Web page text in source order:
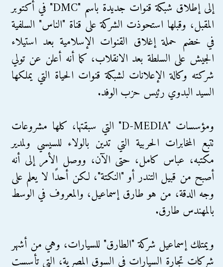
إلى إطلاق شبكة قنوات جديدة باسم "DMC" في أكتوبر
المقبل، وقبلها استحوذت الشركة على قناة "الناس" السلفية
في خضم حملة إغلاق القنوات الإسلامية بعد استيلاء
الجيش على السلطة بعد الانقلاب، كما أنه أعلن عن تولي
شركته وكالة الإعلانات لشبكة قنوات الحياة التي يملكها
السيد البدوي رئيس حزب الوفد.
ومؤسسات "D-MEDIA" التي سبقتها، كلها مشروعات
تتبع المخابرات الحربية التي تدين بالولاء للسيسي ولمدير
مكتبه، عباس كامل، حتى الآن، ووصل الأمر إلى أنه
أصبح من قبيل التندر أو "النكتة"، لكن أحدًا لا يعلم على
وجه الدقة، من هو طارق إسماعيل، والمعروف في الوسط
بالمهندس طارق.
ويمتلك إسماعيل شركة "الطارق" للسيارات، وهي من أشهر
شركات تجارة السيارات في السوق المصرية، التي تأسست